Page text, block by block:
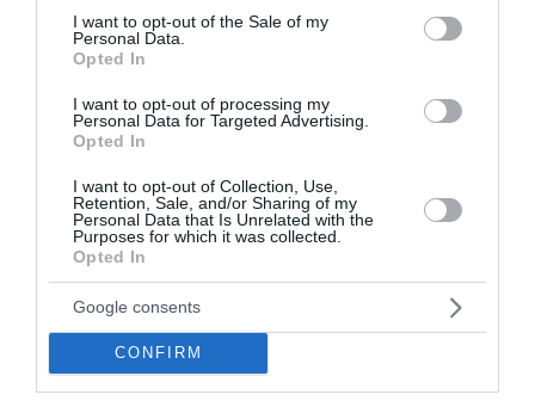
consent section.
I want to opt-out of the Sale of my
Personal Data.
Opted In
I want to opt-out of processing my
Personal Data for Targeted Advertising.
Opted In
I want to opt-out of Collection, Use,
Retention, Sale, and/or Sharing of my
Personal Data that Is Unrelated with the
Purposes for which it was collected.
Opted In
Google consents
CONFIRM
Μαρινάκης κατά ΠΑΣΟΚ: Η κυβέρνηση έχει
μειώσει ή καταργήσει 72 φόρους, η χώρα έχει